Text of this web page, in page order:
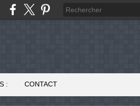
: CONTACT